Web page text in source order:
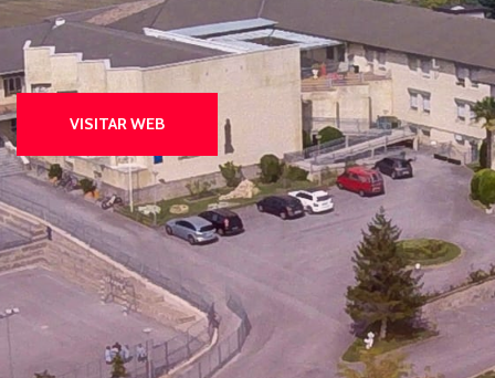
VISITAR WEB